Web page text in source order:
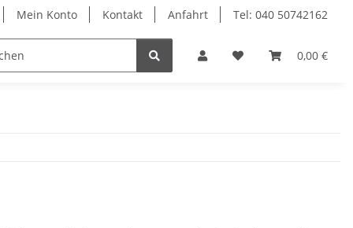
Mein Konto Kontakt Anfahrt Tel: 040 50742162
0,00 €